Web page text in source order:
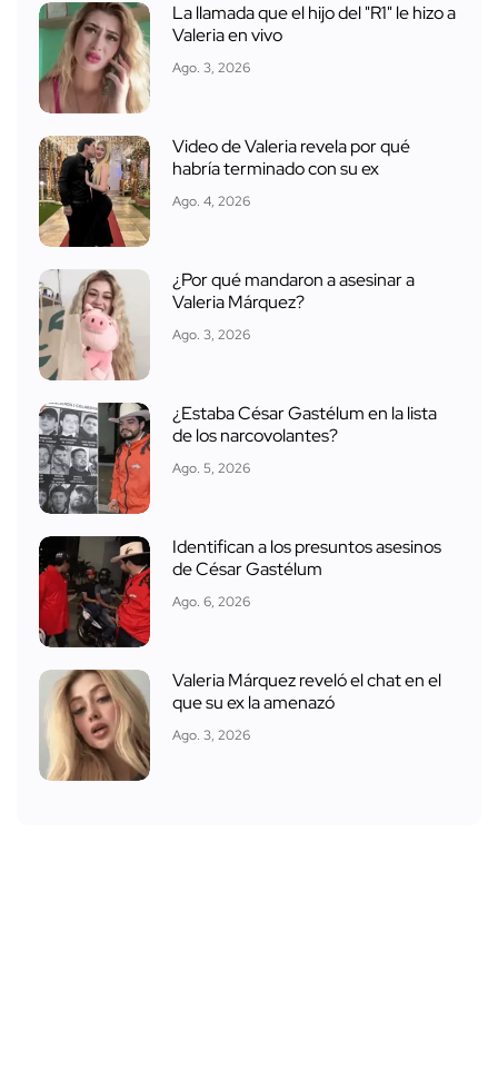
La llamada que el hijo del "R1" le hizo a
Valeria en vivo
Ago. 3, 2026
Video de Valeria revela por qué
habría terminado con su ex
Ago. 4, 2026
¿Por qué mandaron a asesinar a
Valeria Márquez?
Ago. 3, 2026
¿Estaba César Gastélum en la lista
de los narcovolantes?
Ago. 5, 2026
Identifican a los presuntos asesinos
de César Gastélum
Ago. 6, 2026
Valeria Márquez reveló el chat en el
que su ex la amenazó
Ago. 3, 2026